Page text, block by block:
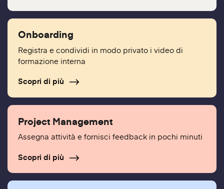
Onboarding
Registra e condividi in modo privato i video di
formazione interna
Scopri di più
Project Management
Assegna attività e fornisci feedback in pochi minuti
Scopri di più